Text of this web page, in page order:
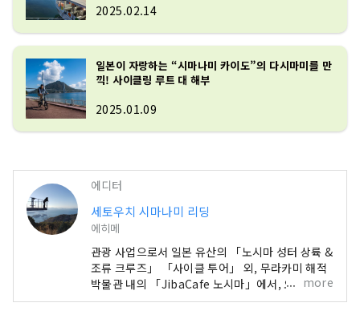
2025.02.14
일본이 자랑하는 “시마나미 카이도”의 다시마미를 만
끽! 사이클링 루트 대 해부
2025.01.09
에디터
세토우치 시마나미 리딩
에히메
관광 사업으로서 일본 유산의 「노시마 성터 상륙 &
조류 크루즈」 「사이클 투어」 외, 무라카미 해적
박물관 내의 「JibaCafe 노시마」에서, 오피셜 상
품의 개발 판매, 관공청용 유객 서비스를 실시하고
more